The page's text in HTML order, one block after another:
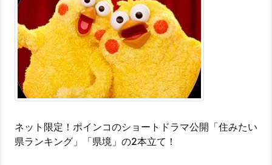
ネット限定！ポインコのショートドラマ公開「住みたい
県ランキング」「県境」の2本立て！